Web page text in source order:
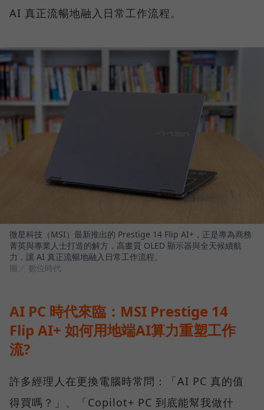
AI 真正流暢地融入日常工作流程。
微星科技（MSI）最新推出的 Prestige 14 Flip AI+，正是專為商務
菁英與專業人士打造的解方，高畫質 OLED 顯示器與全天候續航
力，讓 AI 真正流暢地融入日常工作流程。
圖／ 數位時代
AI PC 時代來臨：MSI Prestige 14
Flip AI+ 如何用地端AI算力重塑工作
流?
許多經理人在更換電腦時常問：「AI PC 真的值
得買嗎？」、「Copilot+ PC 到底能幫我做什